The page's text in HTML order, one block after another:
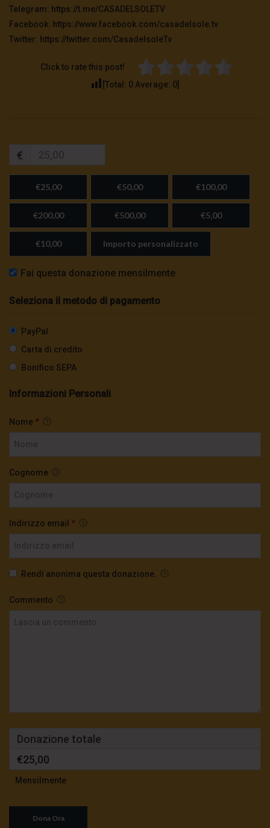
Telegram: https://t.me/CASADELSOLETV
Facebook: https://www.facebook.com/casadelsole.tv
Twitter: https://twitter.com/CasadelsoleTv
Click to rate this post!
[Total: 0 Average: 0
€
€25,00 €50,00 €100,00
€200,00 €500,00 €5,00
€10,00 Importo personalizzato
Fai questa donazione mensilmente
Seleziona il metodo di pagamento
PayPal
Carta di credito
Bonifico SEPA
Informazioni Personali
Nome *
Cognome
Indirizzo email *
Rendi anonima questa donazione.
Commento
Donazione totale
€25,00
Mensilmente